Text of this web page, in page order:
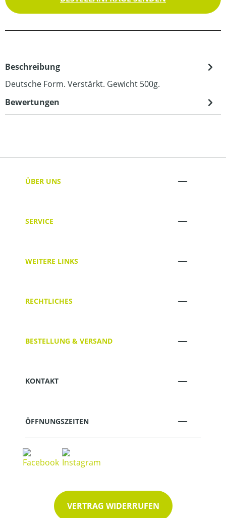
Beschreibung
Deutsche Form. Verstärkt. Gewicht 500g.
Bewertungen
ÜBER UNS
SERVICE
WEITERE LINKS
RECHTLICHES
BESTELLUNG & VERSAND
KONTAKT
ÖFFNUNGSZEITEN
VERTRAG WIDERRUFEN